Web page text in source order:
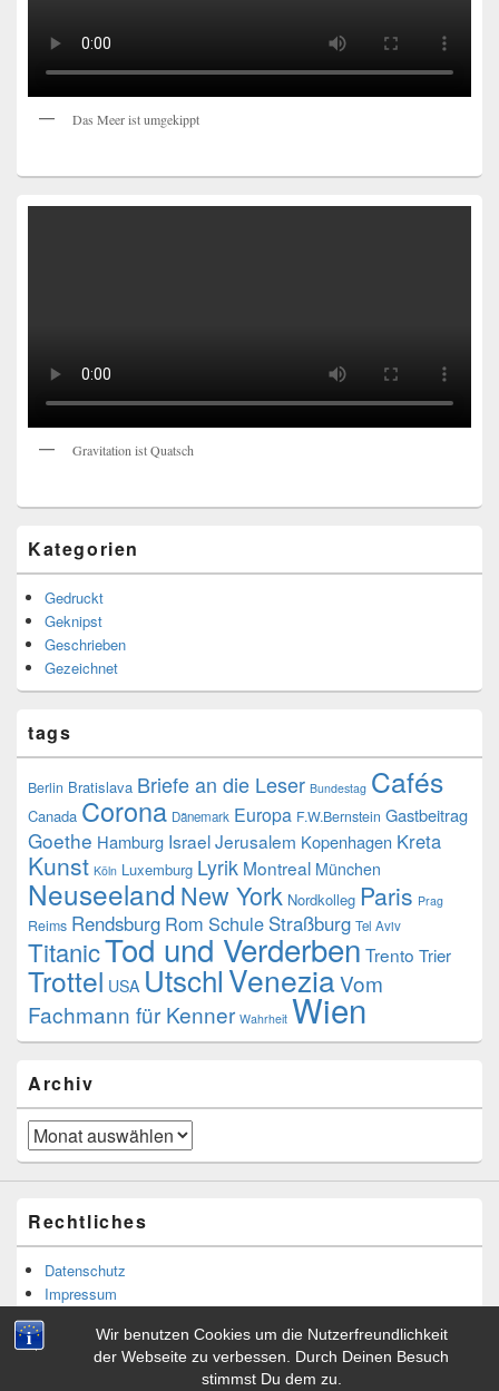
Wir benutzen Cookies um die Nutzerfreundlichkeit
der Webseite zu verbessen. Durch Deinen Besuch
stimmst Du dem zu.
Das Meer ist umgekippt
Gravitation ist Quatsch
Kategorien
Gedruckt
Geknipst
Geschrieben
Gezeichnet
tags
Berlin Bratislava Briefe an die Leser Bundestag Cafés
Canada Corona Dänemark Europa F.W.Bernstein Gastbeitrag
Goethe Hamburg IsraelJerusalem Kopenhagen Kreta
Kunst Köln Luxemburg Lyrik Montreal München
Neuseeland New York Nordkolleg Paris Prag
Reims Rendsburg Rom Schule Straßburg Tel Aviv
TitanicTod und Verderben Trento Trier
Trottel USA UtschlVeneziaVom
Fachmann für Kenner Wahrheit Wien
Archiv
Archiv
Rechtliches
Datenschutz
Impressum